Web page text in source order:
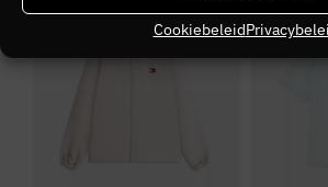
Cookiebeleid